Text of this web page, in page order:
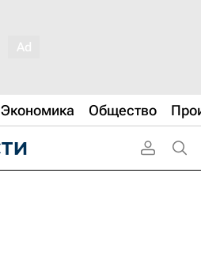
Экономика Общество